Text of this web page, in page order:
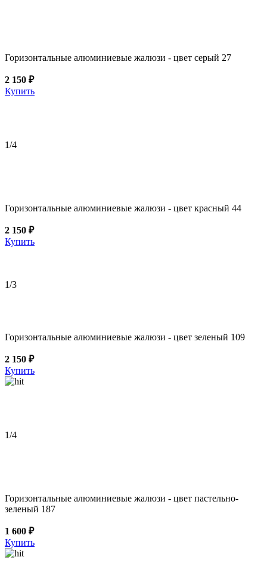
Горизонтальные алюминиевые жалюзи - цвет серый 27
2 150 ₽
Купить
1/4
Горизонтальные алюминиевые жалюзи - цвет красный 44
2 150 ₽
Купить
1/3
Горизонтальные алюминиевые жалюзи - цвет зеленый 109
2 150 ₽
Купить
1/4
Горизонтальные алюминиевые жалюзи - цвет пастельно-
зеленый 187
1 600 ₽
Купить